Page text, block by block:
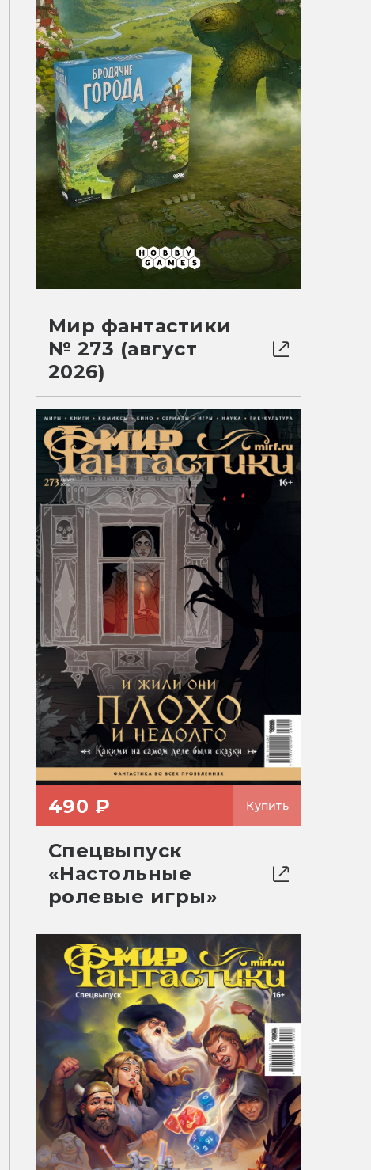
Мир фантастики
№ 273 (август
2026)
490 ₽ Купить
Спецвыпуск
«Настольные
ролевые игры»